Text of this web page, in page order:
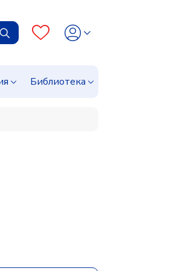
Библиотека